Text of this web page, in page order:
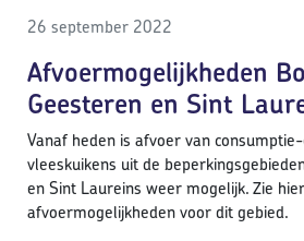
26 september 2022
Afvoermogelijkheden
Geesteren en Sint
Vanaf heden is afvoer van
vleeskuikens uit de
en Sint Laureins weer mogelijk. Zie
afvoermogelijkheden voor dit gebied.